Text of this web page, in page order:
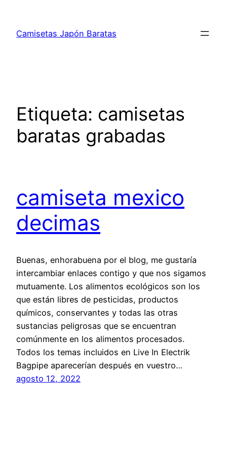
contenido
Camisetas Japón Baratas
Etiqueta: camisetas
baratas grabadas
camiseta mexico
decimas
Buenas, enhorabuena por el blog, me gustaría
intercambiar enlaces contigo y que nos sigamos
mutuamente. Los alimentos ecológicos son los
que están libres de pesticidas, productos
químicos, conservantes y todas las otras
sustancias peligrosas que se encuentran
comúnmente en los alimentos procesados.
Todos los temas incluidos en Live In Electrik
Bagpipe aparecerían después en vuestro…
agosto 12, 2022